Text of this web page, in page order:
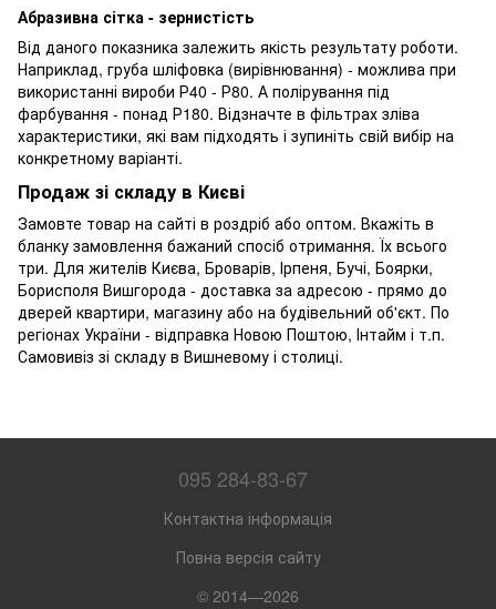
Абразивна сітка - зернистість
Від даного показника залежить якість результату роботи.
Наприклад, груба шліфовка (вирівнювання) - можлива при
використанні вироби Р40 - Р80. А полірування під
фарбування - понад Р180. Відзначте в фільтрах зліва
характеристики, які вам підходять і зупиніть свій вибір на
конкретному варіанті.
Продаж зі складу в Києві
Замовте товар на сайті в роздріб або оптом. Вкажіть в
бланку замовлення бажаний спосіб отримання. Їх всього
три. Для жителів Києва, Броварів, Ірпеня, Бучі, Боярки,
Борисполя Вишгорода - доставка за адресою - прямо до
дверей квартири, магазину або на будівельний об'єкт. По
регіонах України - відправка Новою Поштою, Інтайм і т.п.
Самовивіз зі складу в Вишневому і столиці.
095 284-83-67
Контактна інформація
Повна версія сайту
© 2014—2026